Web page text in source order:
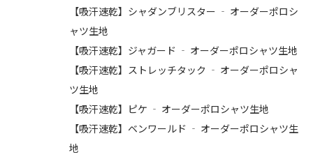
【吸汗速乾】シャダンブリスター ‐ オーダーポロシ
ャツ生地
【吸汗速乾】ジャガード ‐ オーダーポロシャツ生地
【吸汗速乾】ストレッチタック ‐ オーダーポロシャ
ツ生地
【吸汗速乾】ピケ ‐ オーダーポロシャツ生地
【吸汗速乾】ベンワールド ‐ オーダーポロシャツ生
地